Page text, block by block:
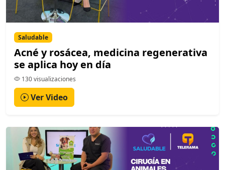
Saludable
Acné y rosácea, medicina regenerativa
se aplica hoy en día
130 visualizaciones
Ver Video